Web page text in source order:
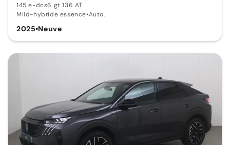
145 e-dcs6 gt 136 AT
Mild-hybride essence•Auto.
2025•Neuve